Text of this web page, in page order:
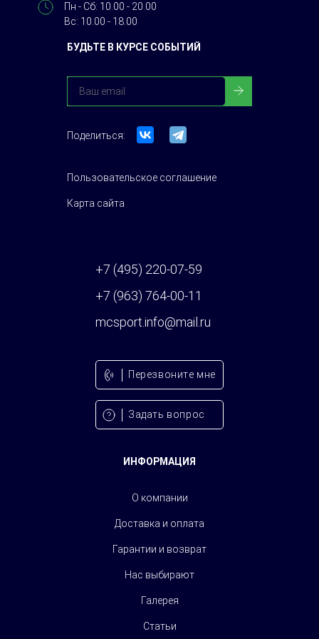
БУДЬТЕ В КУРСЕ СОБЫТИЙ
Поделиться:
Пользовательское соглашение
Карта сайта
ИНФОРМАЦИЯ
О компании
Доставка и оплата
Гарантии и возврат
Нас выбирают
Галерея
Статьи
Пн - Сб: 10.00 - 20.00
Вс: 10.00 - 18.00
+7 (495) 220-07-59
+7 (963) 764-00-11
mcsport.info@mail.ru
Перезвонитe мне
Задать вопрос